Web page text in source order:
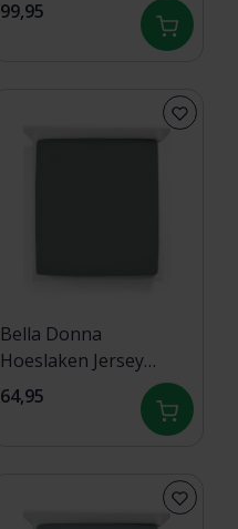
groen - 0634 140/190-
99,95
Bella Donna
Hoeslaken Jersey
Eenpersoons vintage
groen - 0634 90/190-
64,95